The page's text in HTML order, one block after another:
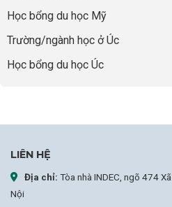
sự
Học bổng du học Mỹ
Trường/ngành học ở Úc
Học bổng du học Úc
LIÊN HỆ
Địa chỉ: Tòa nhà INDEC, ngõ 474
Nội